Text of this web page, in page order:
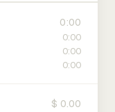
0:00
0:00
0:00
0:00
$ 0.00